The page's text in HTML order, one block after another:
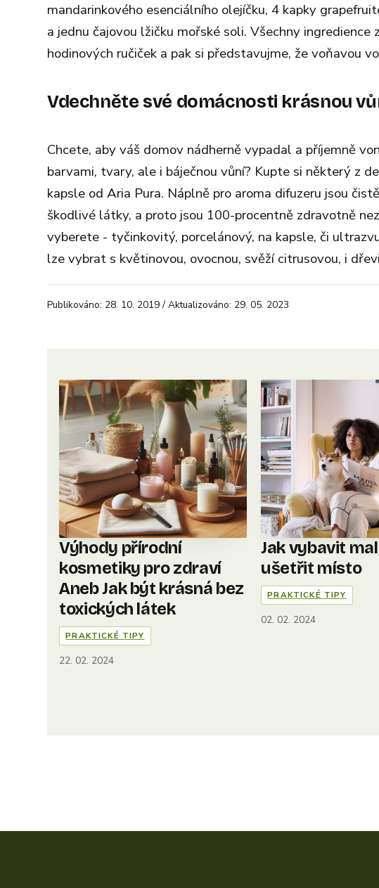
mandarinkového esenciálního olejíčku, 4 kapky
a jednu čajovou lžičku mořské soli. Všechny
hodinových ručiček a pak si představujme, že voňavou
Vdechněte své domácnosti krásnou
Chcete, aby váš domov nádherně vypadal a příjemně
barvami, tvary, ale i báječnou vůní? Kupte si některý z
kapsle od Aria Pura. Náplně pro aroma difuzeru jsou
škodlivé látky, a proto jsou 100-procentně zdravotně
vyberete - tyčinkovitý, porcelánový, na kapsle, či
lze vybrat s květinovou, ovocnou, svěží citrusovou, i
Publikováno: 28. 10. 2019 / Aktualizováno: 29. 05. 2023
Výhody přírodní
kosmetiky pro zdraví
Aneb Jak být krásná bez
toxických látek
PRAKTICKÉ TIPY
22. 02. 2024
Jak vybavit
ušetřit místo
PRAKTICKÉ TIPY
02. 02. 2024